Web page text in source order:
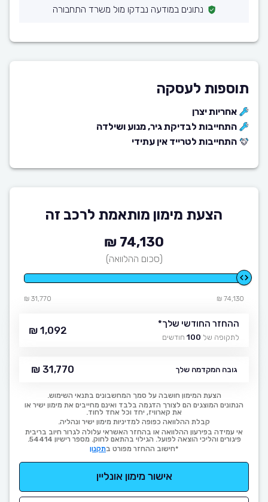
נתונים במודעה נבדקו מול משרד התחבורה
תוספות לעסקה
אחריות יצרן
התחייבות לבדיקת גיר, מנוע ושילדה
התחייבות לטרייד אין עתידי
הצעת מימון מותאמת לרכב זה
74,130 ₪
(סכום ההלוואה)
74,130 ₪
31,770 ₪
ההחזר החודשי שלך*
לתקופה של 100 חודשים
1,092 ₪
גובה המקדמה שלך 31,770 ₪
הצעת המימון חושבה על סמך המחשבונים בתנאי השימוש.
הנתונים המוצגים הם לצורך הדגמה בלבד ואינם מחייבים את מימון ישיר או
את קארוויז, יחד וכל אחד לחוד.
קבלת ההלוואה כפופה למדיניות מימון ישיר ונהליה.
אי עמידה בפירעון ההלוואה או בהחזר האשראי עלולה לגרור חיוב בריבית
פיגורים והליכי הוצאה לפועל. הגילוי בהתאם לחוק. מספר רישיון 54414.
*חישוב ההחזר מפורט בתקנון
אישור מימון אונליין